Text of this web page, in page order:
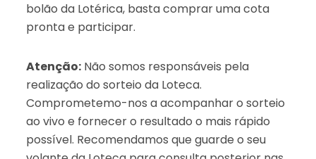
bolão da Lotérica, basta comprar uma cota
pronta e participar.
Atenção:Não somos responsáveis pela
realização do sorteio da Loteca.
Comprometemo-nos a acompanhar o sorteio
ao vivo e fornecer o resultado o mais rápido
possível. Recomendamos que guarde o seu